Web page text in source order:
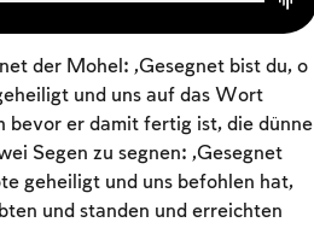
der Mohel: „Gesegnet bist du, o
und uns auf das Wort
bevor er damit fertig ist, die dünne
Segen zu segnen: „Gesegnet
geheiligt und uns befohlen hat,
und standen und erreichten